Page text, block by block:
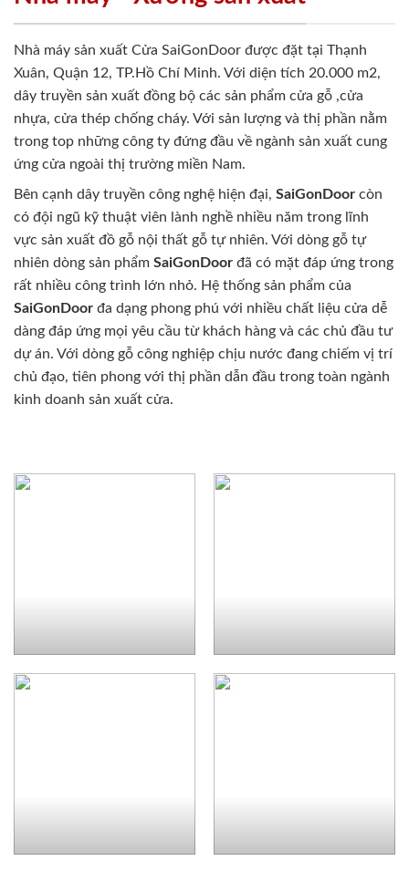
Nhà máy sản xuất Cửa SaiGonDoor được đặt tại Thạnh
Xuân, Quận 12, TP.Hồ Chí Minh. Với diện tích 20.000 m2,
dây truyền sản xuất đồng bộ các sản phẩm cửa gỗ ,cửa
nhựa, cửa thép chống cháy. Với sản lượng và thị phần nằm
trong top những công ty đứng đầu về ngành sản xuất cung
ứng cửa ngoài thị trường miền Nam.
Bên cạnh dây truyền công nghệ hiện đại, SaiGonDoor còn
có đội ngũ kỹ thuật viên lành nghề nhiều năm trong lĩnh
vực sản xuất đồ gỗ nội thất gỗ tự nhiên. Với dòng gỗ tự
nhiên dòng sản phẩm SaiGonDoor đã có mặt đáp ứng trong
rất nhiều công trình lớn nhỏ. Hệ thống sản phẩm của
SaiGonDoor đa dạng phong phú với nhiều chất liệu cửa dễ
dàng đáp ứng mọi yêu cầu từ khách hàng và các chủ đầu tư
dự án. Với dòng gỗ công nghiệp chịu nước đang chiếm vị trí
chủ đạo, tiên phong với thị phần dẫn đầu trong toàn ngành
kinh doanh sản xuất cửa.